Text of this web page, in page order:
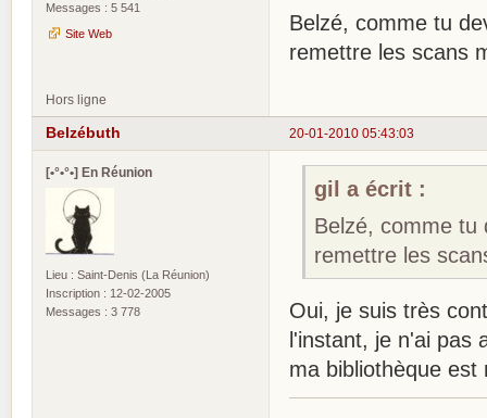
Messages : 5 541
Site Web
Belzé, comme tu
remettre les scans
Hors ligne
20-01-2010 05:43:03
Belzébuth
[•°•°•] En Réunion
Lieu : Saint-Denis (La Réunion)
Inscription : 12-02-2005
Messages : 3 778
gil a écrit :
Belzé, comme tu
remettre les
Oui, je suis très
l'instant, je n'ai pas
ma bibliothèque